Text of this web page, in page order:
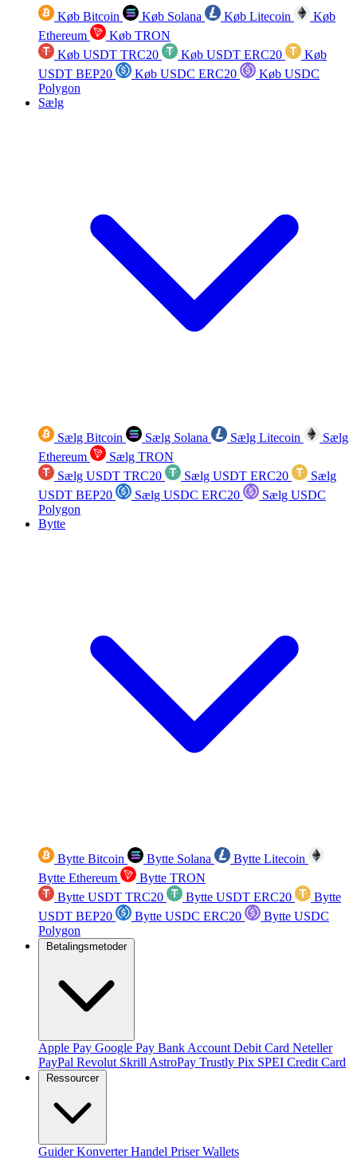
Køb Bitcoin Køb Solana Køb Litecoin
Køb
Ethereum
Køb TRON
Køb USDT TRC20
Køb USDT ERC20
Køb
USDT BEP20
Køb USDC ERC20
Køb USDC
Polygon
Sælg
Sælg Bitcoin Sælg Solana Sælg Litecoin
Sælg
Ethereum
Sælg TRON
Sælg USDT TRC20
Sælg USDT ERC20
Sælg
USDT BEP20
Sælg USDC ERC20
Sælg USDC
Polygon
Bytte
Bytte Bitcoin Bytte Solana
Bytte Litecoin
Bytte Ethereum
Bytte TRON
Bytte USDT TRC20
Bytte USDT ERC20
Bytte
USDT BEP20
Bytte USDC ERC20
Bytte USDC
Polygon
Betalingsmetoder
Apple Pay Google Pay Bank Account Debit Card Neteller
PayPal Revolut Skrill AstroPay Trustly Pix SPEI Credit Card
Ressourcer
GuiderKonverterHandel PriserWallets